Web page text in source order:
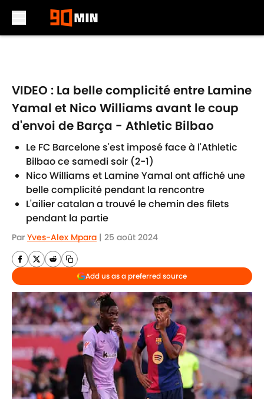
VIDEO : La belle complicité entre Lamine
Yamal et Nico Williams avant le coup
d'envoi de Barça - Athletic Bilbao
Le FC Barcelone s'est imposé face à l'Athletic
Bilbao ce samedi soir (2-1)
Nico Williams et Lamine Yamal ont affiché une
belle complicité pendant la rencontre
L'ailier catalan a trouvé le chemin des filets
pendant la partie
Par Yves-Alex Mpara | 25 août 2024
Add us as a preferred source